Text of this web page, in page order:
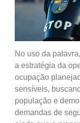
No uso da
a estratégia da
ocupação
sensíveis,
população e
demandas de